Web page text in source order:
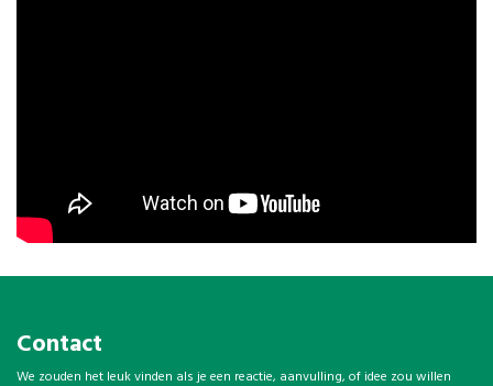
Contact
We zouden het leuk vinden als je een reactie, aanvulling, of idee zou willen